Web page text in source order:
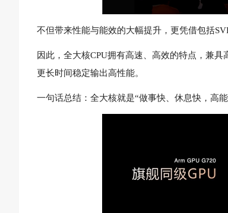
不但带来性能与能效的大幅提升，更凭借包括
因此，全大核CPU拥有高速、高效的特点，兼
更长时间稳定输出高性能。
一句话总结：全大核就是“做事快、休息快，高能